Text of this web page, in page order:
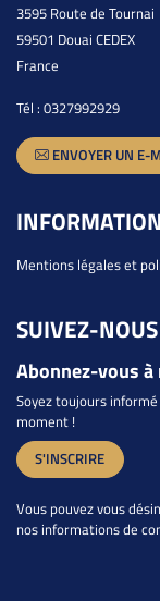
3595 Route de Tournai
59501 Douai CEDEX
France
Tél : 0327992929
ENVOYER UN E-
Mentions légales et
SUIVEZ-
Abonnez-vous
Soyez toujours
moment !
S'INSCRIRE
Vous pouvez vous
nos informations de